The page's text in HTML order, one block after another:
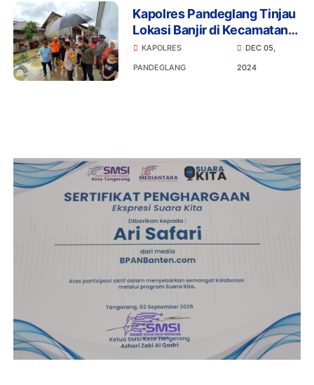
Kapolres Pandeglang Tinjau
Lokasi Banjir di Kecamatan
Pagelaran
KAPOLRES
PANDEGLANG
DEC 05,
2024